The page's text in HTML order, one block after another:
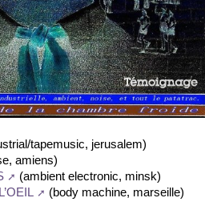
tapemusic, jerusalem)
amiens)
(ambient electronic, minsk)
(body machine, marseille)